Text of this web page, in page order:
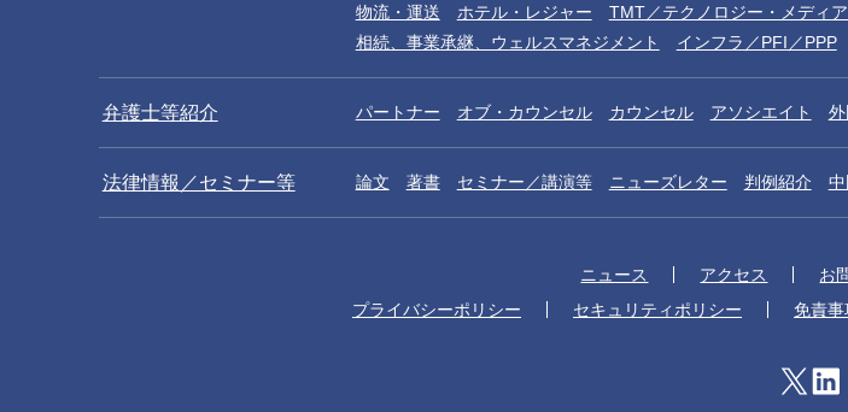
物流・運送
ホテル・レジャー TMT／テクノロジー・メディ
相続、事業承継、ウェルスマネジメント
インフラ／PFI／PPP
弁護士等紹介 パートナー オブ・カウンセル カウンセル アソシエイト
法律情報／セミナー等 論文 著書 セミナー／講演等 ニューズレター 判例紹介
ニュース アクセス お
プライバシーポリシー
セキュリティポリシー 免責事